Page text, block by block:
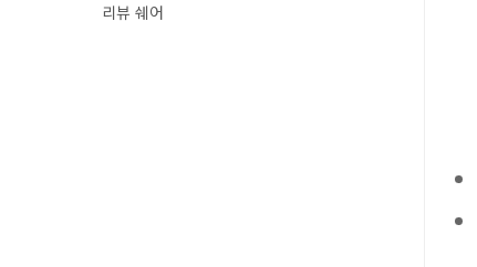
리뷰 쉐어